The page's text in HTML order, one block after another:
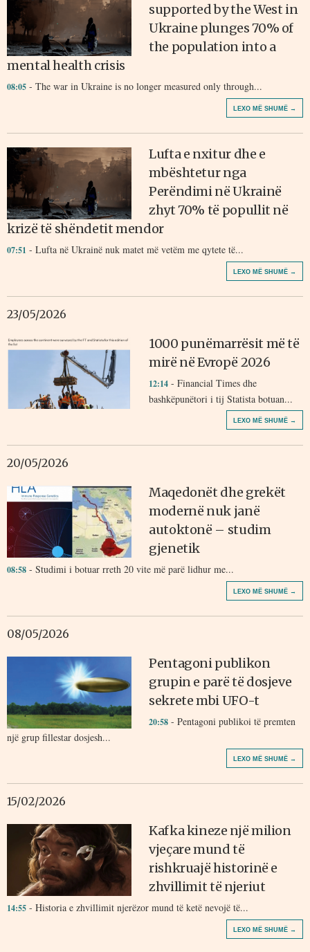
supported by the West in
Ukraine plunges 70% of
the population into a
mental health crisis
08:05 - The war in Ukraine is no longer measured only through...
LEXO MË SHUMË →
Lufta e nxitur dhe e
mbështetur nga
Perëndimi në Ukrainë
zhyt 70% të popullit në
krizë të shëndetit mendor
07:51 - Lufta në Ukrainë nuk matet më vetëm me qytete të...
LEXO MË SHUMË →
23/05/2026
1000 punëmarrësit më të
mirë në Evropë 2026
12:14 - Financial Times dhe
bashkëpunëtori i tij Statista botuan...
LEXO MË SHUMË →
20/05/2026
Maqedonët dhe grekët
modernë nuk janë
autoktonë – studim
gjenetik
08:58 - Studimi i botuar rreth 20 vite më parë lidhur me...
LEXO MË SHUMË →
08/05/2026
Pentagoni publikon
grupin e parë të dosjeve
sekrete mbi UFO-t
20:58 - Pentagoni publikoi të premten
një grup fillestar dosjesh...
LEXO MË SHUMË →
15/02/2026
Kafka kineze një milion
vjeçare mund të
rishkruajë historinë e
zhvillimit të njeriut
14:55 - Historia e zhvillimit njerëzor mund të ketë nevojë të...
LEXO MË SHUMË →